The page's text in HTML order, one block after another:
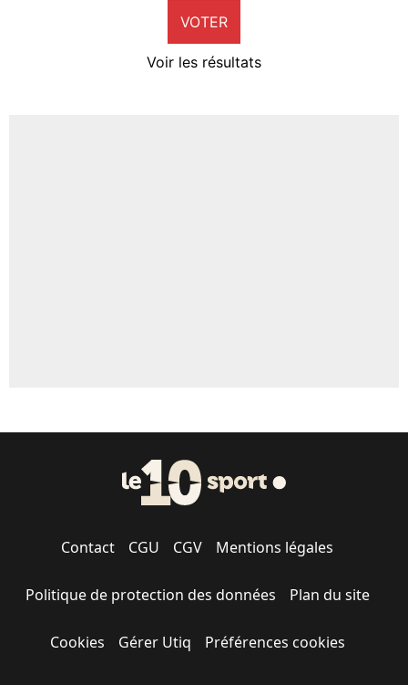
VOTER
Voir les résultats
Contact CGU CGV Mentions légales
Politique de protection des données Plan du site
Cookies Gérer Utiq Préférences cookies